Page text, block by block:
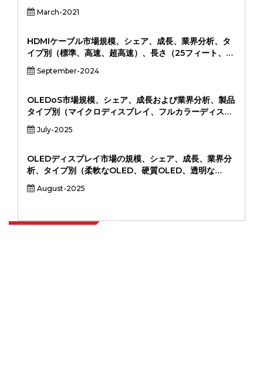
March-2021
HDMIケーブル市場規模、シェア、成長、業界分析、タ
イプ別（標準、高速、超高速）、長さ（25フィート、
25-50フィート、50フィート以上）、グレードごと
（HDMI 1.4、HDMI 2.0、HDMI 2.0、HDMI 2.1）、ア
デイベード、デイボットシステムなど） （オフライン、
オンライン）、および地域分析、2024-2031
September-2024
OLEDoS市場規模、シェア、成長および業界分析、製品
タイプ別（マイクロディスプレイ、フルカラーディスプ
レイ、モノクロディスプレイ）、アプリケーション別
（拡張現実、仮想現実、医療画像処理、防衛システム、
スケア、軍事および防衛、産業、自動車）、および地域
分析、2024～2031年
July-2025
OLEDディスプレイ市場の規模、シェア、成長、業界分
析、タイプ別（柔軟なOLED、硬質OLED、透明な
OLED、透明なOLED）、アプリケーション（スマート
フォン、テレビ、ウェアラブル、自動車ディスプレイ、
August-2025